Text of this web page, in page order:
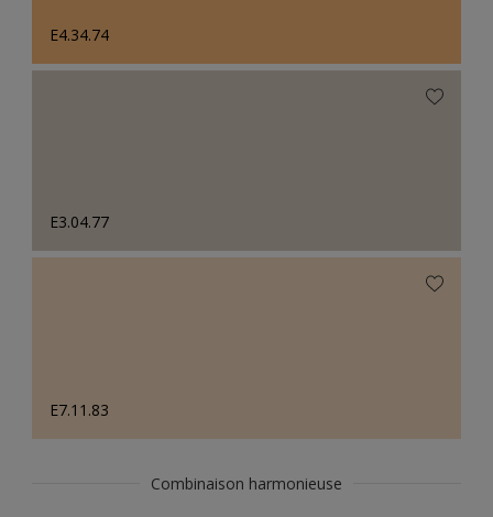
E4.34.74
E3.04.77
E7.11.83
Combinaison harmonieuse